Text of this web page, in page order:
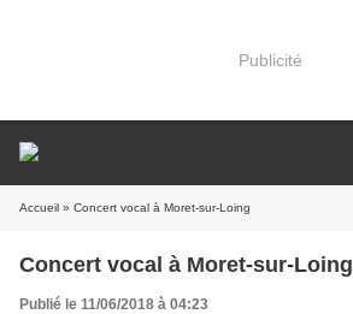
Publicité
Accueil » Concert vocal à Moret-sur-Loing
Concert vocal à Moret-sur-Loing
Publié le 11/06/2018 à 04:23